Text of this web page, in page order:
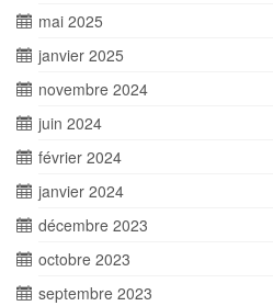
mai 2025
janvier 2025
novembre 2024
juin 2024
février 2024
janvier 2024
décembre 2023
octobre 2023
septembre 2023